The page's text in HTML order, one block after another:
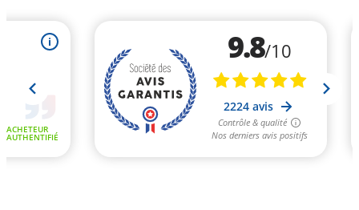
i
ACHETEUR
AUTHENTIFIÉ
9.8/10
2224 avis
Contrôle & qualité
Nos derniers avis positifs